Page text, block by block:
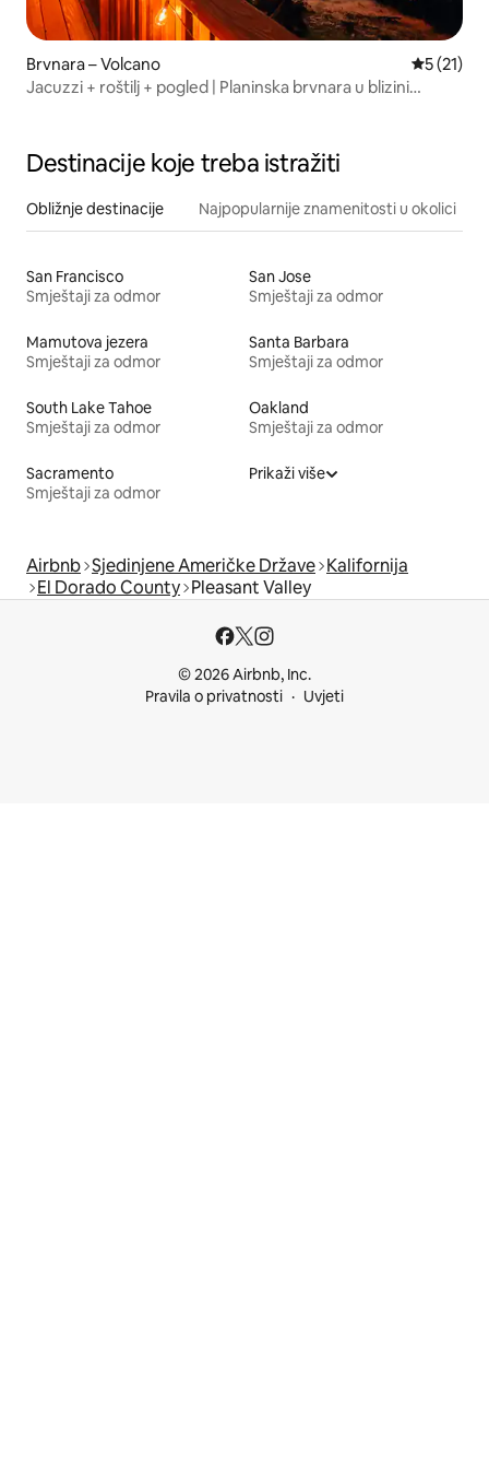
Brvnara – Volcano Prosječna
5 (21)
Jacuzzi + roštilj + pogled | Planinska brvnara u blizini
Destinacije koje treba istražiti
Obližnje destinacije Najpopularnije znamenitosti u okolici
San Francisco
Smještaji za odmor
San Jose
Smještaji za odmor
Mamutova jezera
Smještaji za odmor
Santa Barbara
Smještaji za odmor
South Lake Tahoe
Smještaji za odmor
Oakland
Smještaji za odmor
Sacramento
Smještaji za odmor
Prikaži više
Airbnb Sjedinjene Američke Države Kalifornija
El Dorado County Pleasant Valley
© 2026 Airbnb, Inc.
Pravila o privatnosti
Uvjeti